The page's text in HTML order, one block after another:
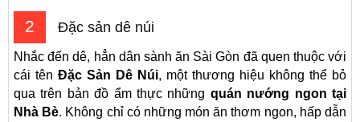
2 Đặc sản dê núi
Nhắc đến dê, hẳn dân sành ăn Sài Gòn đã quen thuộc với
cái tên Đặc Sản Dê Núi, một thương hiệu không thể bỏ
qua trên bản đồ ẩm thực những quán nướng ngon tại
Nhà Bè. Không chỉ có những món ăn thơm ngon, hấp dẫn